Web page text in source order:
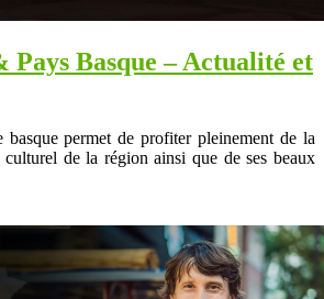
Pays Basque – Actualité et
permet de profiter pleinement de la
de la région ainsi que de ses beaux